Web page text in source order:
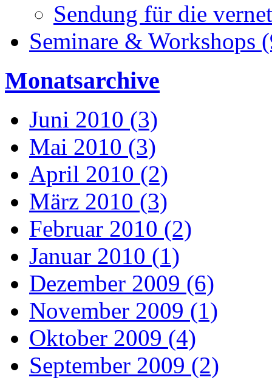
Sendung für die
Seminare & Workshops
Monatsarchive
Juni 2010 (3)
Mai 2010 (3)
April 2010 (2)
März 2010 (3)
Februar 2010 (2)
Januar 2010 (1)
Dezember 2009 (6)
November 2009 (1)
Oktober 2009 (4)
September 2009 (2)